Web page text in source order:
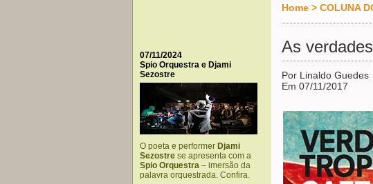
07/11/2024
Spio Orquestra e Djami
Sezostre
O poeta e performer Djami
Sezostre se apresenta com a
Spio Orquestra – imersão da
palavra orquestrada. Confira.
Home > COLUNA
As
Por Linaldo Guedes
Em 07/11/2017